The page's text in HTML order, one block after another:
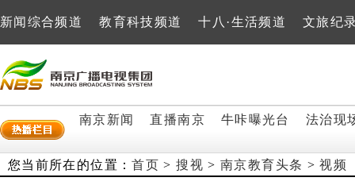
新闻综合频道 教育科技频道 十八·生活频道 文旅纪
南京新闻 直播南京 牛咔曝光台 法治现
您当前所在的位置：首页 >搜视 >南京教育头条 >视频